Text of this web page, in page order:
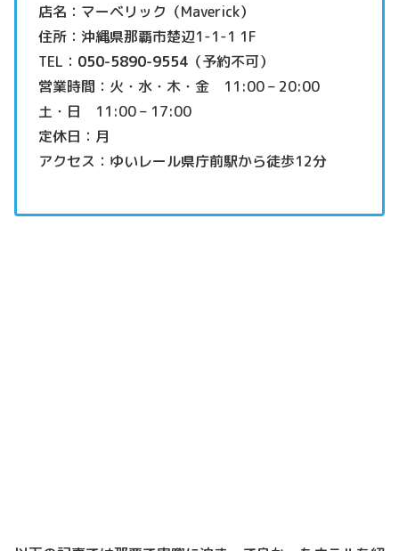
店名：マーベリック（Maverick）
住所：沖縄県那覇市楚辺1-1-1 1F
TEL： 050-5890-9554 （予約不可）
営業時間：火・水・木・金 11:00 – 20:00
土・日 11:00 – 17:00
定休日：月
アクセス：ゆいレール県庁前駅から徒歩12分